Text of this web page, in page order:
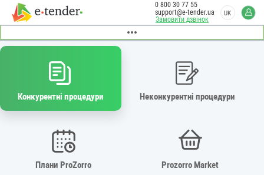
Замовити дзвінок
0 800 30 77 55
support@e-tender.ua
UK
Конкурентні процедури Неконкурентні процедури
Плани ProZorro Prozorro Market